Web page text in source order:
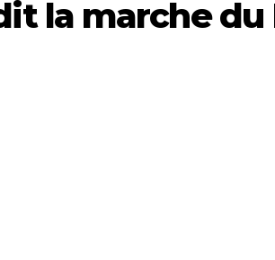
la marche du